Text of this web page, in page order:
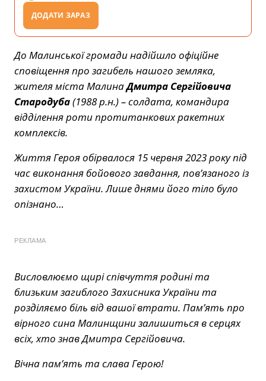
ДОДАТИ ЗАРАЗ
До Малинської громади надійшло офіційне
сповіщення про загибель нашого земляка,
жителя міста МалинаДмитра Сергійовича
Стародуба(1988 р.н.) – солдата, командира
відділення роти протитанкових ракетних
комплексів.
Життя Героя обірвалося 15 червня 2023 року під
час виконання бойового завдання, пов’язаного із
захистом України. Лише днями його тіло було
опізнано…
РЕКЛАМА
Висловлюємо щирі співчуття родині та
близьким загиблого Захисника України та
розділяємо біль від вашої втрати. Пам’ять про
вірного сина Малинщини залишиться в серцях
всіх, хто знав Дмитра Сергійовича.
Вічна пам’ять та слава Герою!